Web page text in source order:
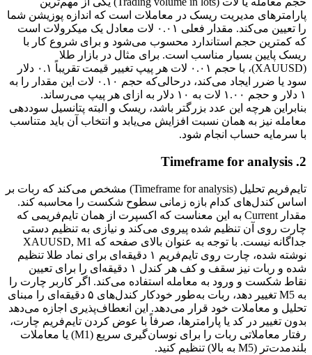
پارامترهای مدیریت ریسک در معاملات است که اندازه پوزیشن شما
را تعیین می‌کند. مقدار فعلی ۰.۰۱ لات معادل یک میکرولات است
که کمترین حجم استاندارد محسوب می‌شود و برای شروع کار با
ریسک پایین بسیار مناسب است. برای مثال در بازار طلا
(XAUUSD)، با حجم ۰.۰۱ لات هر پیپ تغییر قیمت تقریباً ۰.۱ دلار
سود یا ضرر ایجاد می‌کند، درحالی‌که حجم ۰.۱۰ لات این مقدار را به
۱ دلار و حجم ۱.۰۰ لات به ۱۰ دلار به ازای هر پیپ می‌رساند.
بنابراین هرچه این عدد بزرگتر باشد، ریسک و البته پتانسیل سوددهی
معامله نیز به همان نسبت افزایش می‌یابد و انتخاب آن باید متناسب
با سرمایه حساب انجام شود.
2. Timeframe for analysis
تایم‌فریم تحلیل (Timeframe for analysis) مشخص می‌کند که ربات بر
اساس کندل‌های کدام بازه زمانی سطوح شکست را محاسبه کند.
مقدار Current به این معناست که اکسپرت از همان تایم‌فریمی که
چارت روی آن تنظیم شده پیروی می‌کند و نیازی به تنظیم دستی
جداگانه نیست. با توجه به عنوان بالای صفحه که XAUUSD, M1
نوشته شده، چارت روی تایم‌فریم ۱ دقیقه‌ای برای نماد طلا تنظیم
شده و ربات نیز سقف و کف هر کندل ۱ دقیقه‌ای را برای تعیین
نقاط شکست و ورود به معامله استفاده می‌کند. اگر کاربر چارت را
به M5 تغییر دهد، ربات به‌طور خودکار کندل‌های ۵ دقیقه‌ای را مبنای
تحلیل و معاملات خود قرار می‌دهد. این انعطاف‌پذیری اجازه می‌دهد
بدون تغییر در کد یا پارامترها، صرفاً با عوض کردن تایم‌فریم چارت،
رفتار معاملاتی ربات را برای نوسان‌گیری سریع (M1) یا معاملات
بلندمدت‌تر (M5 به بالا) تنظیم کنید.